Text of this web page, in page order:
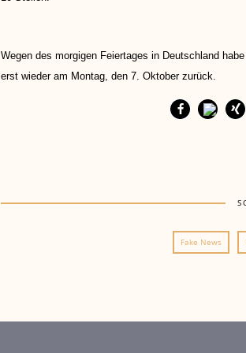
Wegen des morgigen Feiertages in Deutschland
erst wieder am Montag, den 7. Oktober zurück.
Fake News